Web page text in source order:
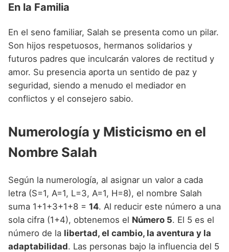
En la Familia
En el seno familiar, Salah se presenta como un pilar.
Son hijos respetuosos, hermanos solidarios y
futuros padres que inculcarán valores de rectitud y
amor. Su presencia aporta un sentido de paz y
seguridad, siendo a menudo el mediador en
conflictos y el consejero sabio.
Numerología y Misticismo en el
Nombre Salah
Según la numerología, al asignar un valor a cada
letra (S=1, A=1, L=3, A=1, H=8), el nombre Salah
suma 1+1+3+1+8 = 14. Al reducir este número a una
sola cifra (1+4), obtenemos el Número 5. El 5 es el
número de la libertad, el cambio, la aventura y la
adaptabilidad. Las personas bajo la influencia del 5